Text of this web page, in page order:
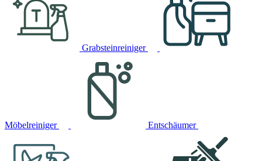
Grabsteinreiniger
Möbelreiniger Entschäumer